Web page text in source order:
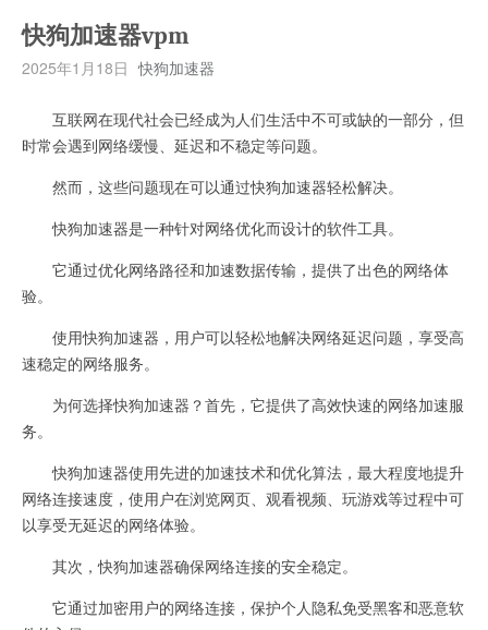
快狗加速器vpm
2025年1月18日 快狗加速器
互联网在现代社会已经成为人们生活中不可或缺的一部分，但
时常会遇到网络缓慢、延迟和不稳定等问题。
然而，这些问题现在可以通过快狗加速器轻松解决。
快狗加速器是一种针对网络优化而设计的软件工具。
它通过优化网络路径和加速数据传输，提供了出色的网络体
验。
使用快狗加速器，用户可以轻松地解决网络延迟问题，享受高
速稳定的网络服务。
为何选择快狗加速器？首先，它提供了高效快速的网络加速服
务。
快狗加速器使用先进的加速技术和优化算法，最大程度地提升
网络连接速度，使用户在浏览网页、观看视频、玩游戏等过程中可
以享受无延迟的网络体验。
其次，快狗加速器确保网络连接的安全稳定。
它通过加密用户的网络连接，保护个人隐私免受黑客和恶意软